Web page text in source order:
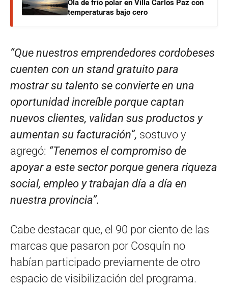
Ola de frío polar en Villa Carlos Paz con
temperaturas bajo cero
“Que nuestros emprendedores cordobeses
cuenten con un stand gratuito para
mostrar su talento se convierte en una
oportunidad increíble porque captan
nuevos clientes, validan sus productos y
aumentan su facturación”, sostuvo y
agregó: “Tenemos el compromiso de
apoyar a este sector porque genera riqueza
social, empleo y trabajan día a día en
nuestra provincia”.
Cabe destacar que, el 90 por ciento de las
marcas que pasaron por Cosquín no
habían participado previamente de otro
espacio de visibilización del programa.